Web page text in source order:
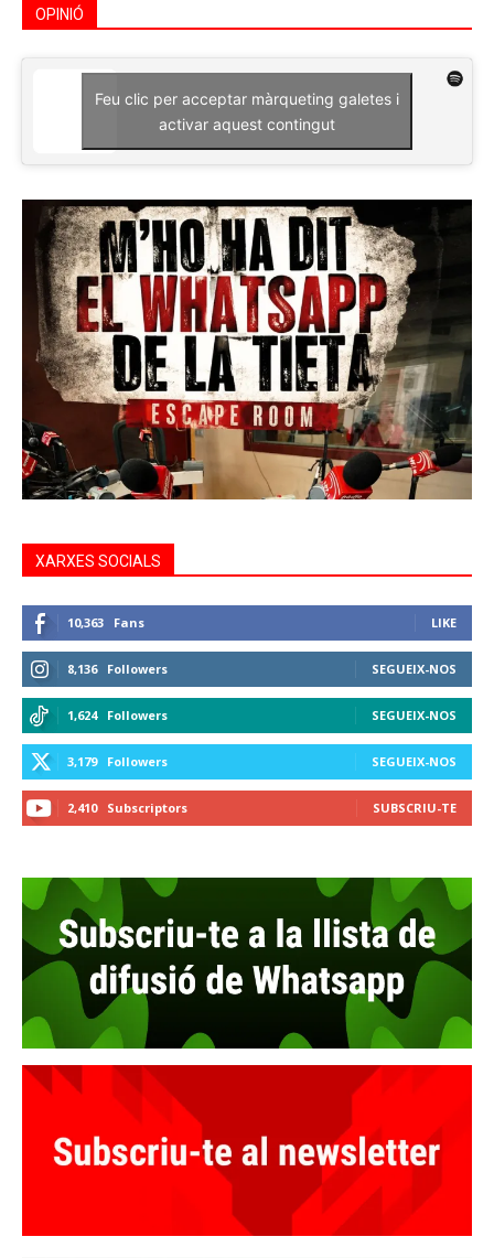
OPINIÓ
Feu clic per acceptar màrqueting galetes i
activar aquest contingut
XARXES SOCIALS
10,363 Fans LIKE
8,136 Followers SEGUEIX-NOS
1,624 Followers SEGUEIX-NOS
3,179 Followers SEGUEIX-NOS
2,410 Subscriptors SUBSCRIU-TE